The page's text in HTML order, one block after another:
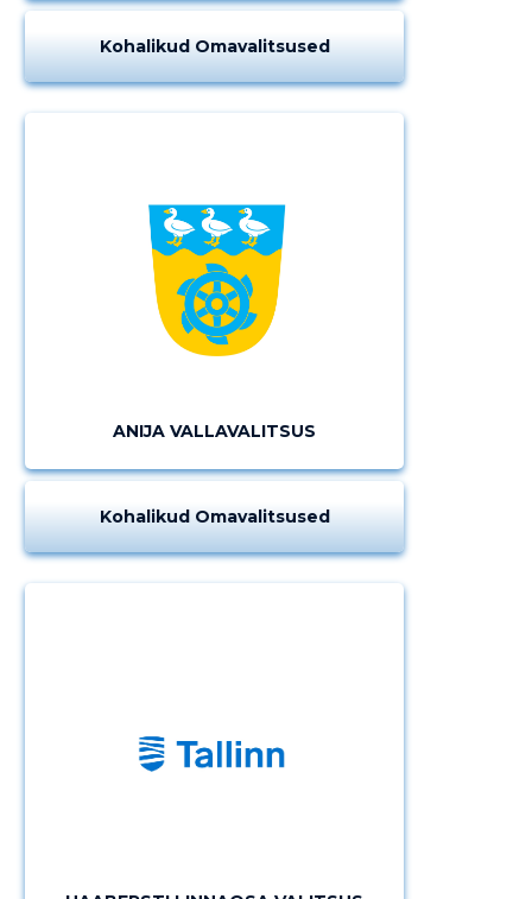
Kohalikud Omavalitsused
ANIJA VALLAVALITSUS
Kohalikud Omavalitsused
Muuda pildi